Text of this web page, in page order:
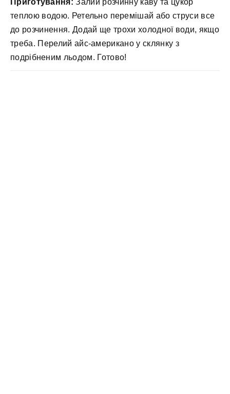
Приготування: Залий розчинну каву та цукор
теплою водою. Ретельно перемішай або струси все
до розчинення. Додай ще трохи холодної води, якщо
треба. Перелий айс-американо у склянку з
подрібненим льодом. Готово!